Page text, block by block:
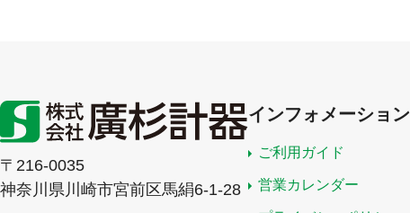
〒216-0035
神奈川県川崎市宮前区馬絹6-1-28
インフォメーション
ご利用ガイド
営業カレンダー